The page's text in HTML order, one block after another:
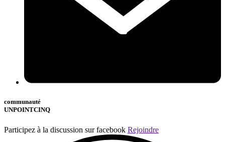
communauté
UNPOINTCINQ
Participez à la discussion sur facebook Rejoindre